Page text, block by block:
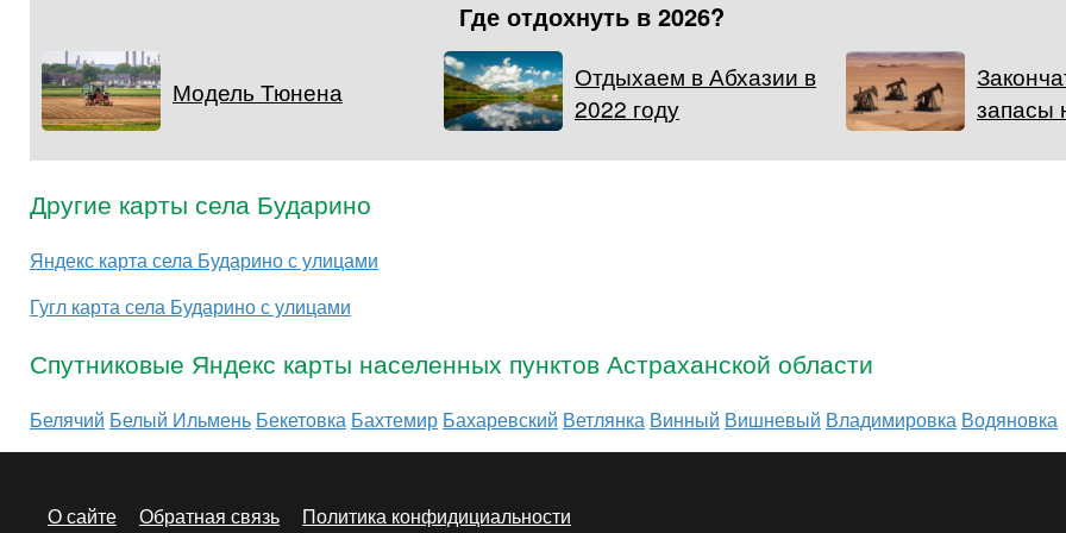
Где отдохнуть в 2026?
Модель Тюнена
Отдыхаем в Абхазии в
2022 году
запасы
Другие карты села Бударино
Яндекс карта села Бударино с улицами
Гугл карта села Бударино с улицами
Спутниковые Яндекс карты населенных пунктов Астраханской области
Белячий Белый Ильмень Бекетовка Бахтемир Бахаревский Ветлянка Винный Вишневый Владимировка Водяновка
О сайте Обратная связь Политика конфидициальности